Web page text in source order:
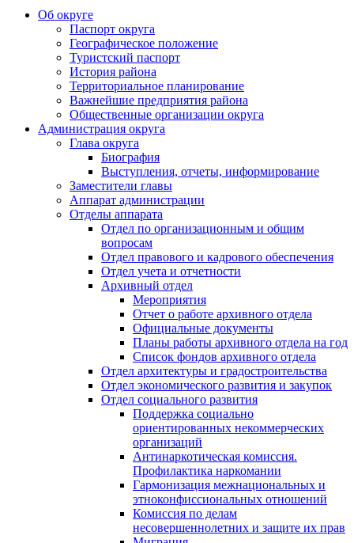
Об округе
Паспорт округа
Географическое положение
Туристский паспорт
История района
Территориальное планирование
Важнейшие предприятия района
Общественные организации округа
Администрация округа
Глава округа
Биография
Выступления, отчеты, информирование
Заместители главы
Аппарат администрации
Отделы аппарата
Отдел по организационным и общим
вопросам
Отдел правового и кадрового обеспечения
Отдел учета и отчетности
Архивный отдел
Мероприятия
Отчет о работе архивного отдела
Официальные документы
Планы работы архивного отдела на год
Список фондов архивного отдела
Отдел архитектуры и градостроительства
Отдел экономического развития и закупок
Отдел социального развития
Поддержка социально
ориентированных некоммерческих
организаций
Антинаркотическая комиссия.
Профилактика наркомании
Гармонизация межнациональных и
этноконфиссиональных отношений
Комиссия по делам
несовершеннолетних и защите их прав